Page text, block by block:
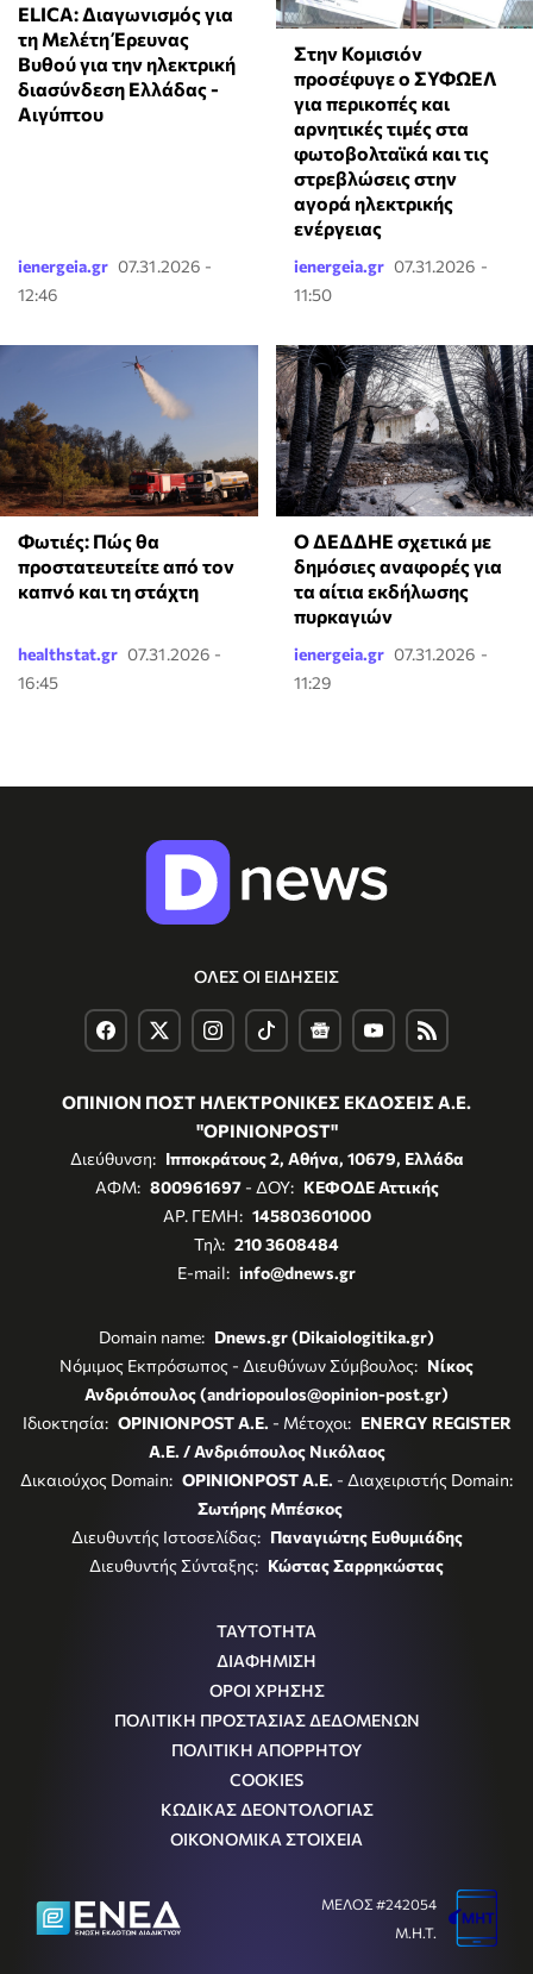
ELICA: Διαγωνισμός για
τη Μελέτη Έρευνας
Βυθού για την ηλεκτρική
διασύνδεση Ελλάδας -
Αιγύπτου
ienergeia.gr 07.31.2026 -
12:46
Στην Κομισιόν
προσέφυγε ο ΣΥΦΩΕΛ
για περικοπές και
αρνητικές τιμές στα
φωτοβολταϊκά και τις
στρεβλώσεις στην
αγορά ηλεκτρικής
ενέργειας
ienergeia.gr 07.31.2026 -
11:50
Φωτιές: Πώς θα
προστατευτείτε από τον
καπνό και τη στάχτη
healthstat.gr 07.31.2026 -
16:45
Ο ΔΕΔΔΗΕ σχετικά με
δημόσιες αναφορές για
τα αίτια εκδήλωσης
πυρκαγιών
ienergeia.gr 07.31.2026 -
11:29
ΟΛΕΣ ΟΙ ΕΙΔΗΣΕΙΣ
ΟΠΙΝΙΟΝ ΠΟΣΤ ΗΛΕΚΤΡΟΝΙΚΕΣ ΕΚΔΟΣΕΙΣ Α.Ε.
"OPINIONPOST"
Διεύθυνση: Ιπποκράτους 2, Αθήνα, 10679, Ελλάδα
ΑΦΜ: 800961697- ΔΟΥ: ΚΕΦΟΔΕ Αττικής
ΑΡ. ΓΕΜΗ: 145803601000
Τηλ: 210 3608484
E-mail: info@dnews.gr
Domain name: Dnews.gr (Dikaiologitika.gr)
Νόμιμος Εκπρόσωπος - Διευθύνων Σύμβουλος: Νίκος
Ανδριόπουλος (andriopoulos@opinion-post.gr)
Ιδιοκτησία: OPINIONPOST A.E. - Μέτοχοι: ENERGY REGISTER
Α.Ε. / Ανδριόπουλος Νικόλαος
Δικαιούχος Domain: OPINIONPOST A.E. - Διαχειριστής Domain:
Σωτήρης Μπέσκος
Διευθυντής Ιστοσελίδας: Παναγιώτης Ευθυμιάδης
Διευθυντής Σύνταξης: Κώστας Σαρρηκώστας
ΤΑΥΤΟΤΗΤΑ
ΔΙΑΦΗΜΙΣΗ
ΟΡΟΙ ΧΡΗΣΗΣ
ΠΟΛΙΤΙΚΗ ΠΡΟΣΤΑΣΙΑΣ ΔΕΔΟΜΕΝΩΝ
ΠΟΛΙΤΙΚΗ ΑΠΟΡΡΗΤΟΥ
COOKIES
ΚΩΔΙΚΑΣ ΔΕΟΝΤΟΛΟΓΙΑΣ
ΟΙΚΟΝΟΜΙΚΑ ΣΤΟΙΧΕΙΑ
ΜΕΛΟΣ #242054
Μ.Η.Τ.